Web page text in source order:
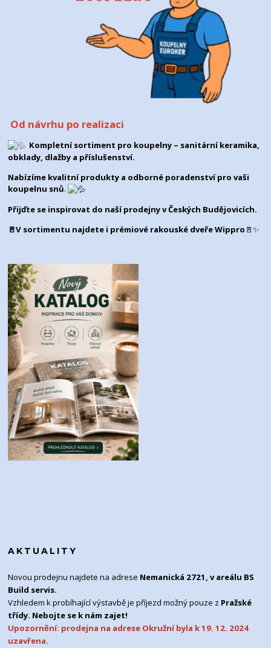
Od návrhu po realizaci
Kompletní sortiment pro koupelny – sanitární keramika,
obklady, dlažby a příslušenství.
Nabízíme kvalitní produkty a odborné poradenství pro vaši
koupelnu snů.
Přijďte se inspirovat do naší prodejny vČeských Budějovicích.
🚪V sortimentu najdete i prémiové rakouské dveře Wippro 🚪✨
AKTUALITY
Novou prodejnu najdete na adrese Nemanická 2721, v areálu BS
Build servis.
Vzhledem k probíhající výstavbě je příjezd možný pouze z Pražské
třídy. Nebojte se k nám zajet!
Upozornění: prodejna na adrese Okružní byla k 19. 12. 2024
uzavřena.